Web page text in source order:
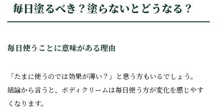
毎日塗るべき？塗らないとどうなる？
毎日使うことに意味がある理由
「たまに使うのでは効果が薄い？」と思う方もいるでしょう。
結論から言うと、ボディクリームは毎日使う方が変化を感じやす
くなります。